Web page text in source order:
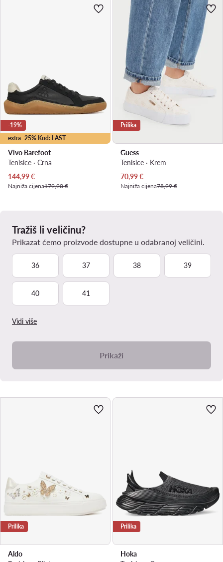
extra -25% Kod: LAST
-19%
Vivo Barefoot
Tenisice · Crna
Trenutna cijena
144,99€
Najniža cijena179,90 €
Prilika
Guess
Tenisice · Krem
Trenutna cijena
70,99€
Najniža cijena78,99 €
Tražiš li veličinu?
Prikazat ćemo proizvode dostupne u odabranoj veličini.
36 37 38 39
40 41
Vidi više
Prikaži
Prilika
Aldo
Prilika
Hoka